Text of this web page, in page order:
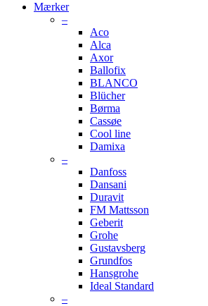
Mærker
–
Aco
Alca
Axor
Ballofix
BLANCO
Blücher
Børma
Cassøe
Cool line
Damixa
–
Danfoss
Dansani
Duravit
FM Mattsson
Geberit
Grohe
Gustavsberg
Grundfos
Hansgrohe
Ideal Standard
–